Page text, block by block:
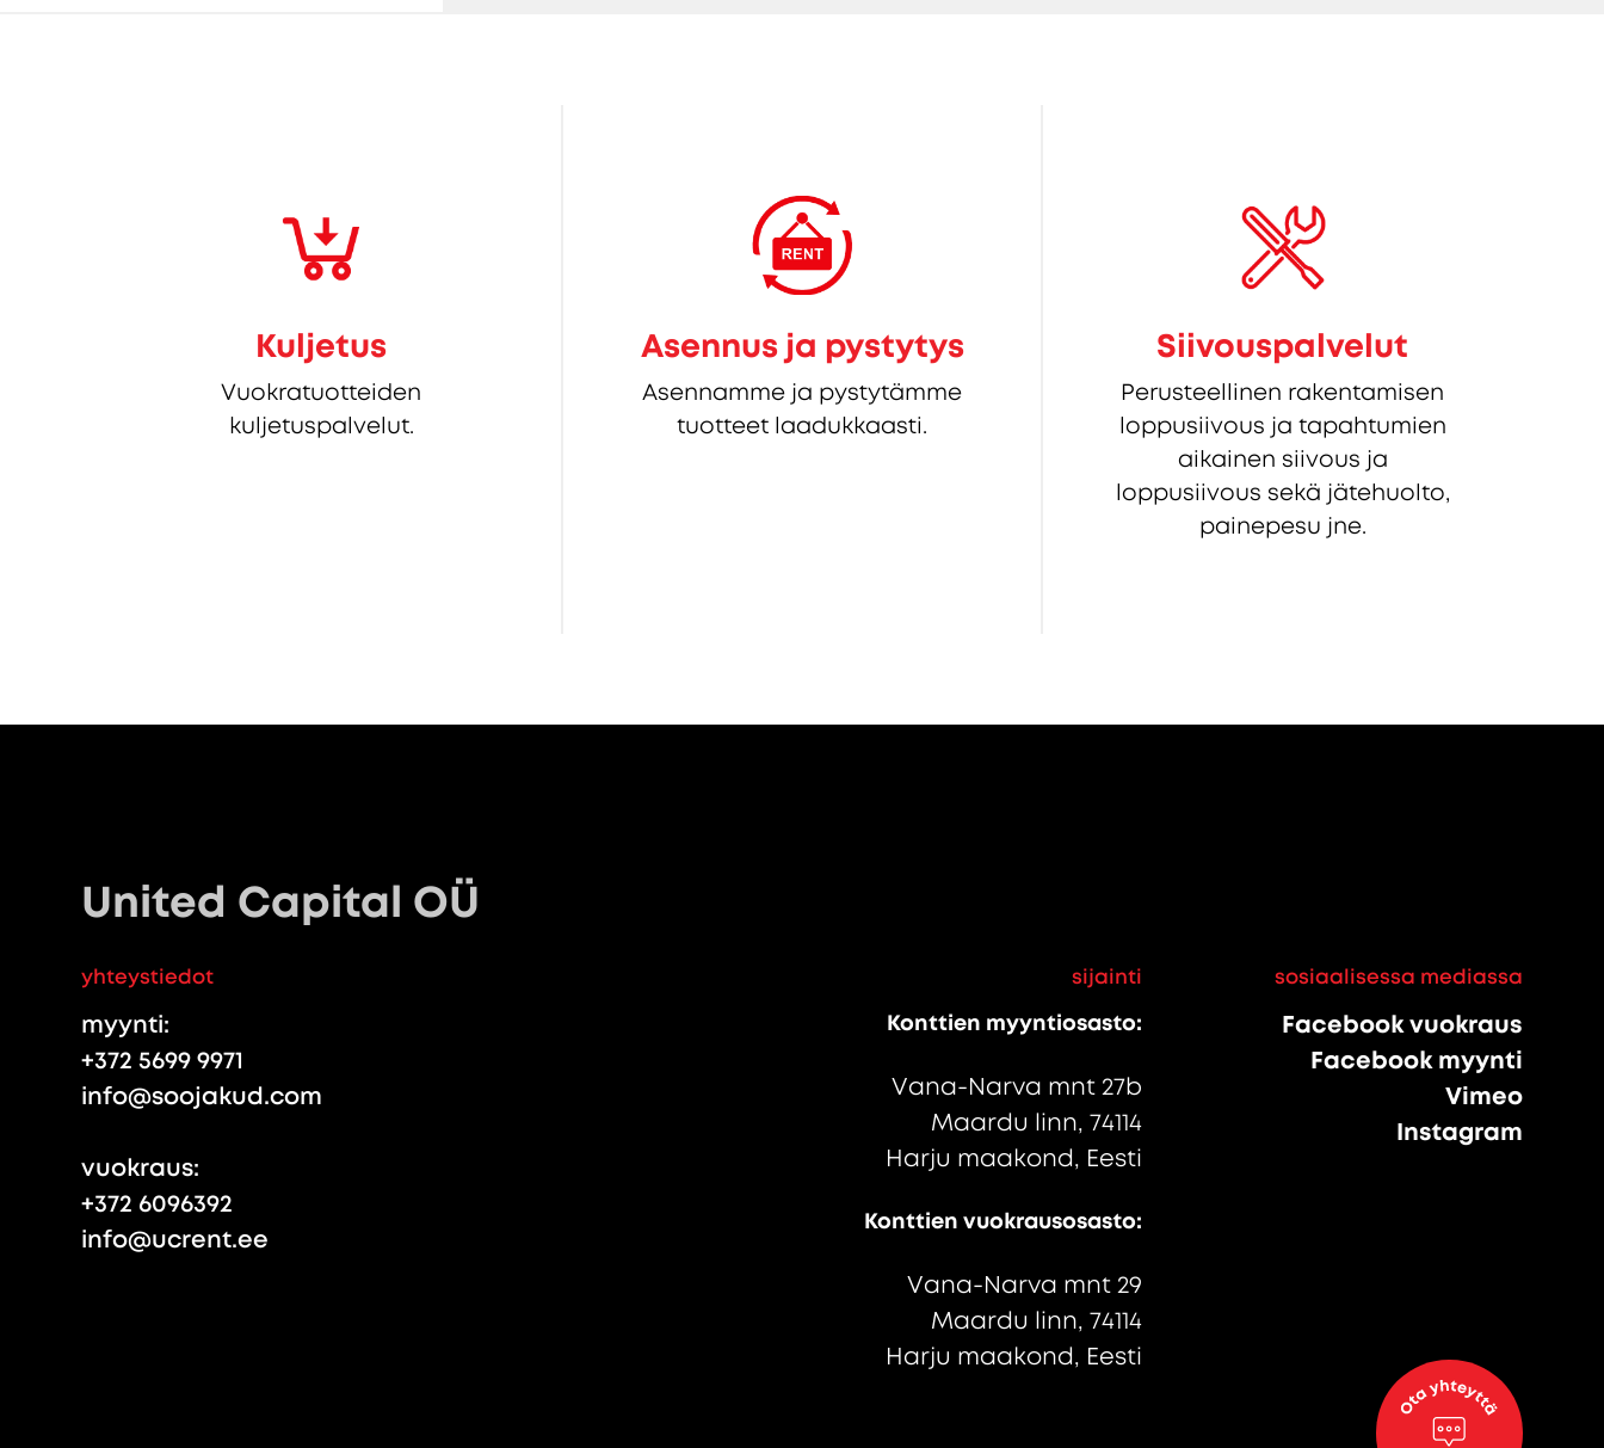
Kuljetus
Vuokratuotteiden
kuljetuspalvelut.
Asennus ja pystytys
Asennamme ja pystytämme
tuotteet laadukkaasti.
Siivouspalvelut
Perusteellinen rakentamisen
loppusiivous ja tapahtumien
aikainen siivous ja
loppusiivous sekä jätehuolto,
painepesu jne.
United Capital OÜ
yhteystiedot
myynti:
+372 5699 9971
info@soojakud.com
vuokraus:
+372 6096392
info@ucrent.ee
sijainti
Konttien myyntiosasto:
Vana-Narva mnt 27b
Maardu linn, 74114
Harju maakond, Eesti
Konttien vuokrausosasto:
Vana-Narva mnt 29
Maardu linn, 74114
Harju maakond, Eesti
sosiaalisessa mediassa
Facebook vuokraus
Facebook myynti
Vimeo
Instagram